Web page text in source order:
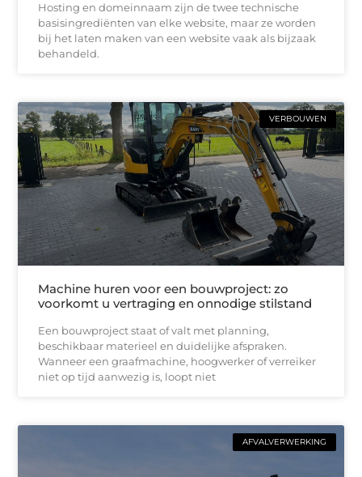
Hosting en domeinnaam zijn de twee technische
basisingrediënten van elke website, maar ze worden
bij het laten maken van een website vaak als bijzaak
behandeld.
VERBOUWEN
Machine huren voor een bouwproject: zo
voorkomt u vertraging en onnodige stilstand
Een bouwproject staat of valt met planning,
beschikbaar materieel en duidelijke afspraken.
Wanneer een graafmachine, hoogwerker of verreiker
niet op tijd aanwezig is, loopt niet
AFVALVERWERKING